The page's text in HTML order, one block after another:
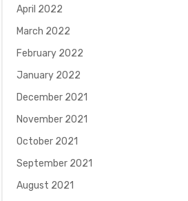
April 2022
March 2022
February 2022
January 2022
December 2021
November 2021
October 2021
September 2021
August 2021